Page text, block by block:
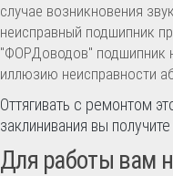
случае возникновения
неисправный подшипник
"ФОРДоводов" подшипник
иллюзию неисправности
Оттягивать с ремонтом
заклинивания вы
Для работы вам